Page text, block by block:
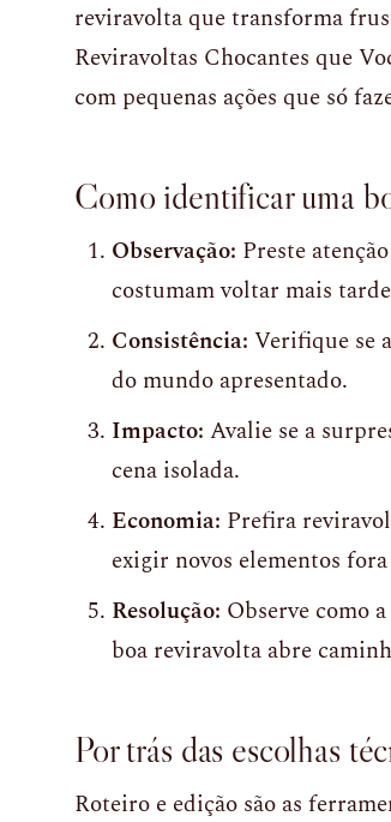
reviravolta que transforma
Reviravoltas Chocantes que
com pequenas ações que só
Como identificar uma
Observação: Preste
costumam voltar mais
Consistência: Verifique se
do mundo apresentado.
Impacto: Avalie se a
cena isolada.
Economia: Prefira
exigir novos elementos
Resolução: Observe como
boa reviravolta abre
Por trás das escolhas
Roteiro e edição são as